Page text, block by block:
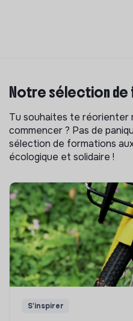
Notre sélection de
Tu souhaites te réorienter
commencer ? Pas de
sélection de formations
écologique et solidaire !
S'inspirer